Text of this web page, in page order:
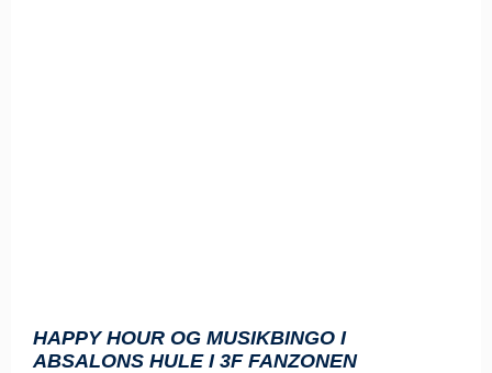
HAPPY HOUR OG MUSIKBINGO I
ABSALONS HULE I 3F FANZONEN